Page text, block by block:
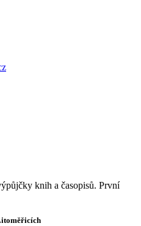
knih a časopisů. První